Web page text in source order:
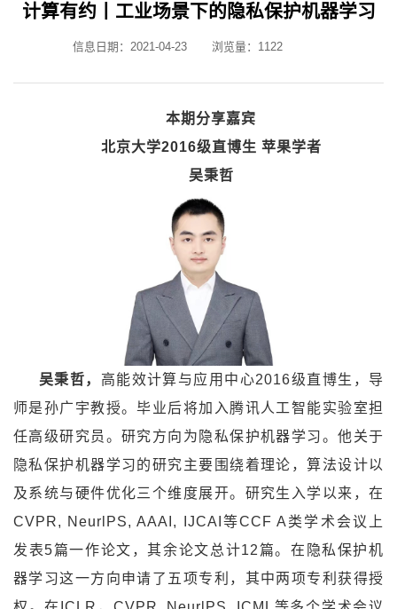
计算有约丨工业场景下的隐私保护机器学习
信息日期：2021-04-23 浏览量： 1122
本期分享嘉宾
北京大学2016级直博生 苹果学者
吴秉哲
吴秉哲， 高能效计算与应用中心2016级直博生，导
师是孙广宇教授。毕业后将加入腾讯人工智能实验室担
任高级研究员。研究方向为隐私保护机器学习。他关于
隐私保护机器学习的研究主要围绕着理论，算法设计以
及系统与硬件优化三个维度展开。研究生入学以来，在
CVPR, NeurlPS, AAAI, IJCAI 等CCF A 类学术会议上
发表5篇一作论文，其余论文总计12篇。在隐私保护机
器学习这一方向申请了五项专利，其中两项专利获得授